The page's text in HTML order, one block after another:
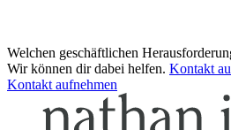
Welchen geschäftlichen
Wir können dir dabei helfen. Kontakt
Kontakt aufnehmen